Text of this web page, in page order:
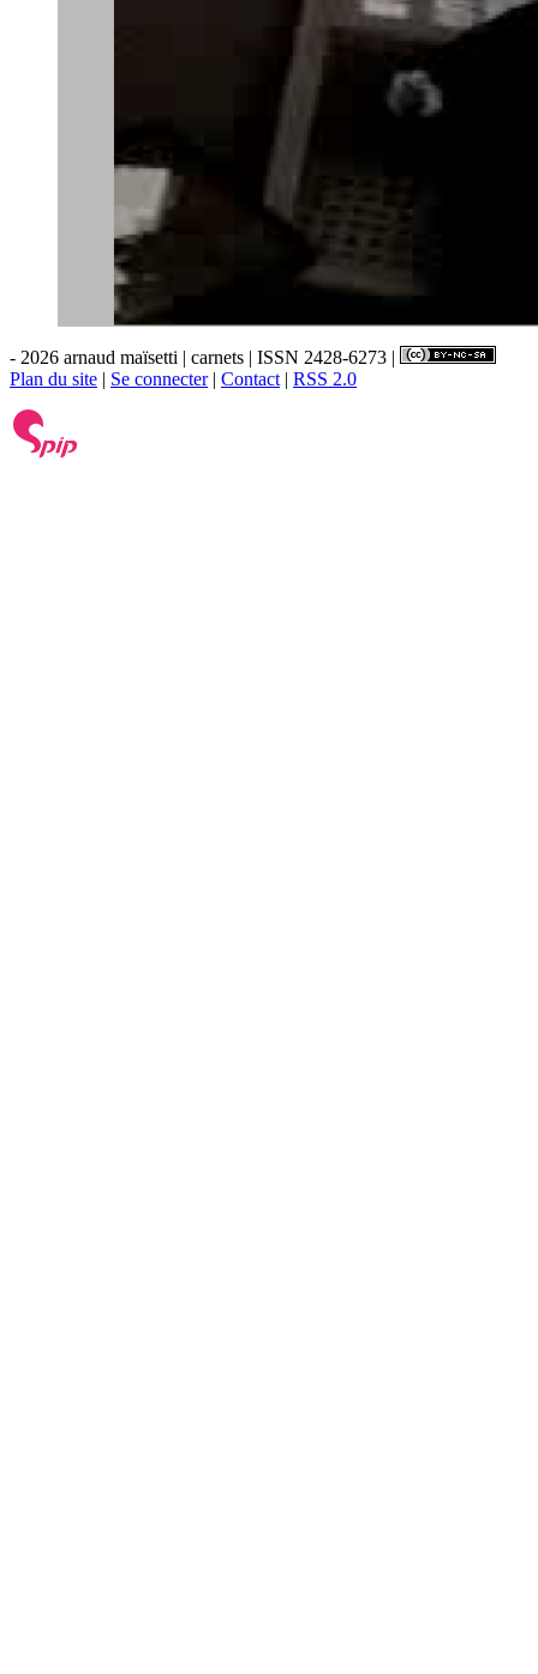
- 2026 arnaud maïsetti | carnets | ISSN 2428-6273 |
Plan du site | Se connecter| Contact | RSS 2.0